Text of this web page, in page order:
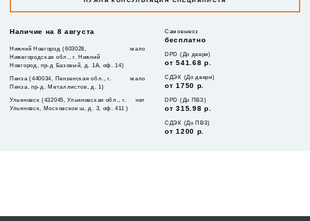
Наличие на 8 августа
Нижний Новгород (603028,
Нижегородская обл., г. Нижний
Новгород, пр-д Базовый, д. 1А, оф. 14)
мало
Пенза (440034, Пензенская обл., г.
Пенза, пр-д. Металлистов, д. 1)
мало
Ульяновск (432045, Ульяновская обл., г.
Ульяновск, Московское ш, д. 3, оф. 411 )
нет
Самовывоз
бесплатно
DPD (До двери)
от 541.68 р.
СДЭК (До двери)
от 1750 р.
DPD (До ПВЗ)
от 315.98 р.
СДЭК (До ПВЗ)
от 1200 р.